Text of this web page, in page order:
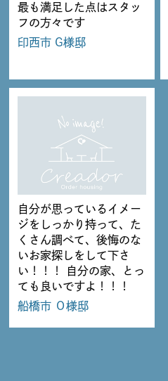
最も満足した点はスタッ
フの方々です
印西市 G様邸
自分が思っているイメー
ジをしっかり持って、た
くさん調べて、後悔のな
いお家探しをして下さ
い！！！ 自分の家、とっ
ても良いですよ！！！
船橋市 Ｏ様邸